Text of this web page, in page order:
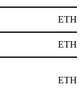
ETH
ETH
ETH